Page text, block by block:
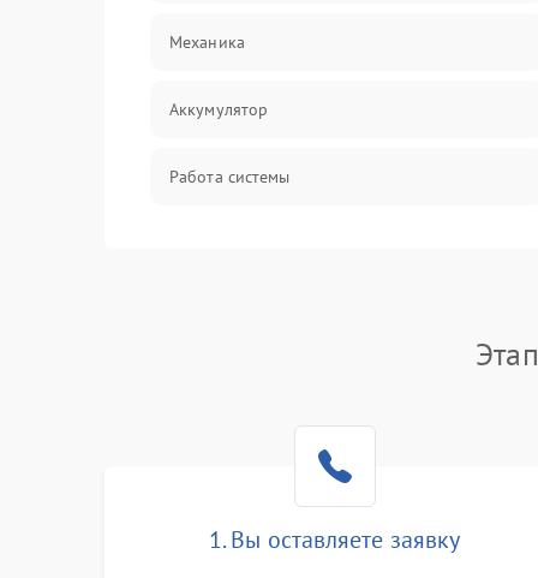
Механика
Аккумулятор
Работа системы
1. Вы оставляете заявку